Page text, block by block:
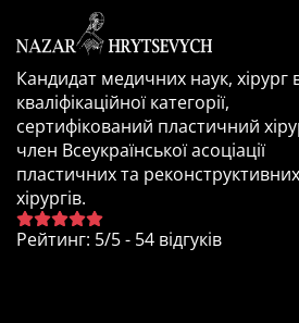
Кандидат медичних наук, хірург
кваліфікаційної категорії,
сертифікований пластичний
член Всеукраїнської асоціації
пластичних та реконструктивних
хірургів.
Рейтинг: 5/5- 54 відгуків